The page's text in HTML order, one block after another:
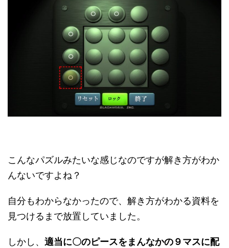
こんなパズルみたいな感じなのですが解き方がわか
んないですよね？
自分もわからなかったので、解き方がわかる資料を
見つけるまで放置していました。
しかし、 適当に〇のピースをまんなかの９マスに配